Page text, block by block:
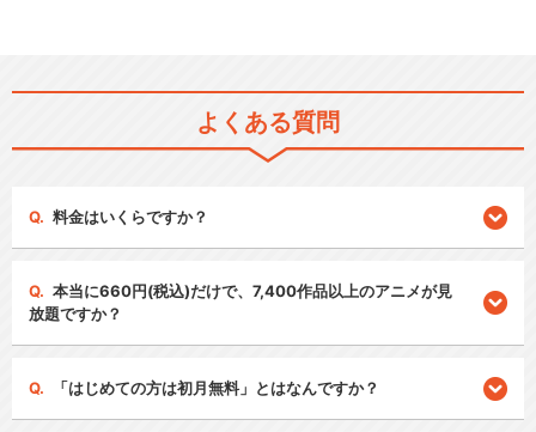
よくある質問
料金はいくらですか？
本当に660円(税込)だけで、7,400作品以上のアニメが見
放題ですか？
「はじめての方は初月無料」とはなんですか？